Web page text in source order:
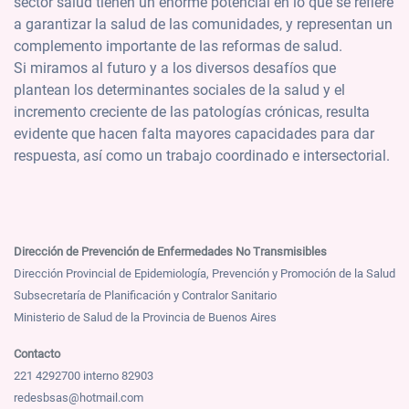
a garantizar la salud de las comunidades, y representan un
complemento importante de las reformas de salud.
Si miramos al futuro y a los diversos desafíos que
plantean los determinantes sociales de la salud y el
incremento creciente de las patologías crónicas, resulta
evidente que hacen falta mayores capacidades para dar
respuesta, así como un trabajo coordinado e intersectorial.
Dirección de Prevención de Enfermedades No Transmisibles
Dirección Provincial de Epidemiología, Prevención y Promoción de la Salud
Subsecretaría de Planificación y Contralor Sanitario
Ministerio de Salud de la Provincia de Buenos Aires
Contacto
221 4292700 interno 82903
redesbsas@hotmail.com